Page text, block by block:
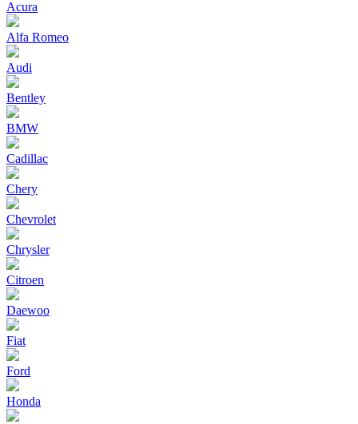
Acura
Alfa Romeo
Audi
Bentley
BMW
Cadillac
Chery
Chevrolet
Chrysler
Citroen
Daewoo
Fiat
Ford
Honda